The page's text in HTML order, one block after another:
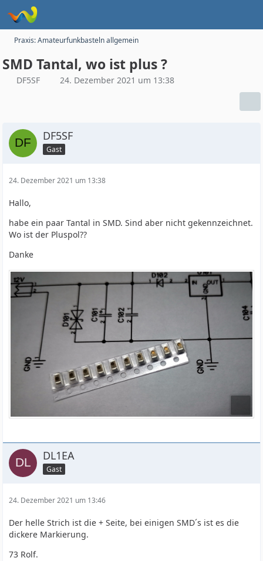
Praxis: Amateurfunkbasteln allgemein
SMD Tantal, wo ist plus ?
DF5SF 24. Dezember 2021 um 13:38
DF5SF
Gast
24. Dezember 2021 um 13:38
Hallo,
habe ein paar Tantal in SMD. Sind aber nicht gekennzeichnet.
Wo ist der Pluspol??
Danke
DL1EA
Gast
24. Dezember 2021 um 13:46
Der helle Strich ist die + Seite, bei einigen SMD´s ist es die
dickere Markierung.
73 Rolf.